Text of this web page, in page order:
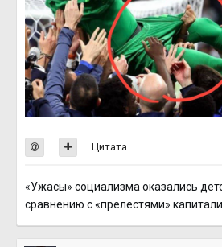
Цитата
«Ужасы» социализма оказались
сравнению с «прелестями»